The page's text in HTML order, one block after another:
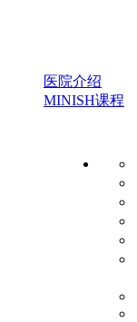
医院介绍
MINISH课程